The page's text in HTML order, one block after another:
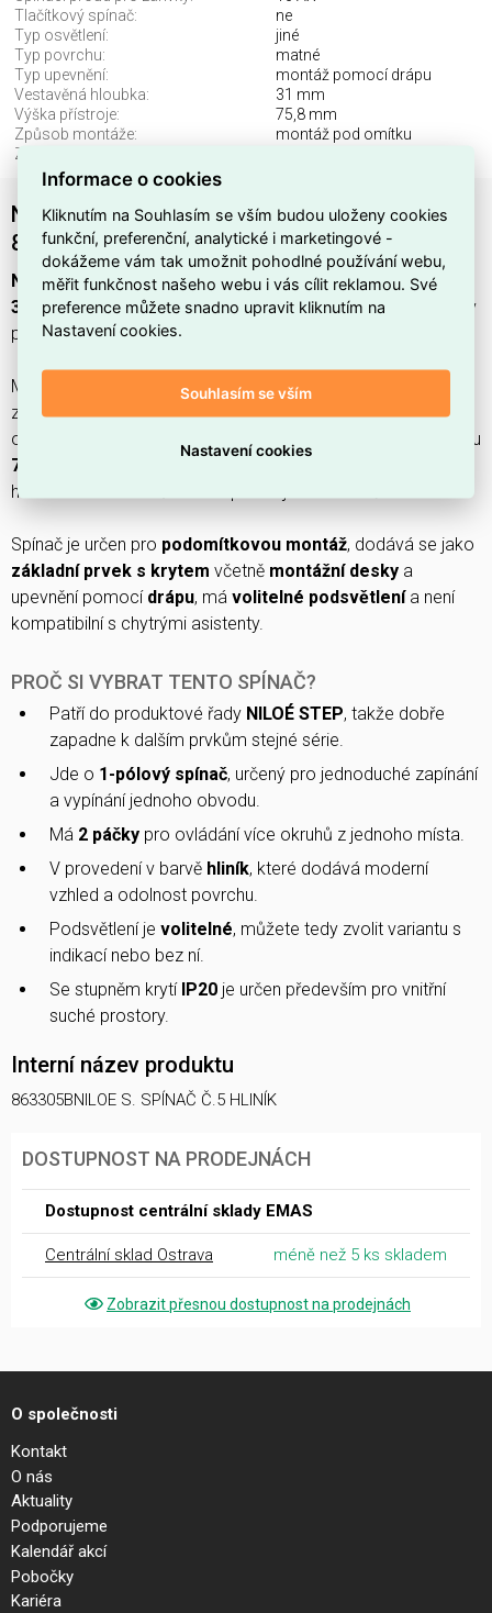
Tlačítkový spínač:
ne
Typ osvětlení:
jiné
Typ povrchu:
matné
Typ upevnění:
montáž pomocí drápu
Vestavěná hloubka:
31 mm
Výška přístroje:
75,8 mm
Způsob montáže:
montáž pod omítku
Způsob ovládání:
NILOE S. SPÍNAČ Č.5 HLINÍK LEGRAND
863305B
NILOE S. SPÍNAČ Č.5 HLINÍK LEGRAND 863305B(EAN
3414972868327) je2‑páčkový 1‑pólovýkolébkový spínač v
provedeníhliník (RAL 9040)
Má krytí , jmenovitý proud10 Aa spínací proud pro
zářivky10 AX, konstrukce ztermoplastus mechanickou
ochranou
a bezhalogenovým provedením; rozměry jsou
75,8 × 75,8 × 44,8 mm
hloubkou
Spínač je určen pro podomítkovou montáž, dodává se jako
základní prvek s krytem včetně montážní desky a
upevnění pomocí drápu, má volitelné podsvětlenía není
kompatibilní s chytrými asistenty.
PROČ SI VYBRAT TENTO SPÍNAČ?
Patří do produktové řady NILOÉ STEP, takže dobře
zapadne k dalším prvkům stejné série.
Jde o 1-pólový spínač, určený pro jednoduché zapínání
a vypínání jednoho obvodu.
Má 2 páčky pro ovládání více okruhů z jednoho místa.
V provedení v barvě hliník, které dodává moderní
vzhled a odolnost povrchu.
Podsvětlení je volitelné, můžete tedy zvolit variantu s
indikací nebo bez ní.
Se stupněm krytí IP20 je určen především pro vnitřní
suché prostory.
Interní název produktu
863305BNILOE S. SPÍNAČ Č.5 HLINÍK
DOSTUPNOST NA PRODEJNÁCH
Dostupnost centrální sklady EMAS
Centrální sklad Ostrava méně než 5 ks skladem
Zobrazit přesnou dostupnost na prodejnách
O společnosti
Kontakt
O nás
Aktuality
Podporujeme
Kalendář akcí
Pobočky
Kariéra
Informace o cookies
Kliknutím na Souhlasím se vším budou uloženy cookies
funkční, preferenční, analytické i marketingové -
dokážeme vám tak umožnit pohodlné používání webu,
měřit funkčnost našeho webu i vás cílit reklamou. Své
preference můžete snadno upravit kliknutím na
Nastavení cookies.
Souhlasím se vším
Nastavení cookies